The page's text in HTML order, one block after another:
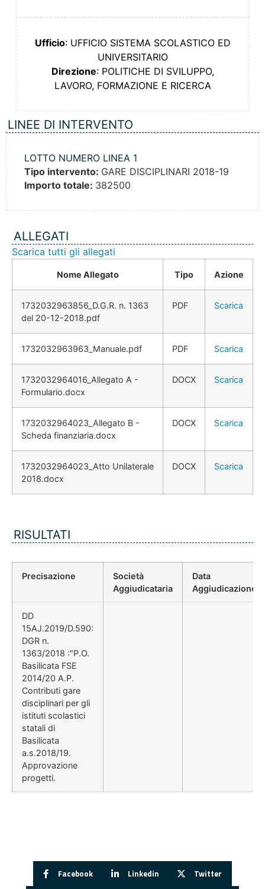
Ufficio: UFFICIO SISTEMA SCOLASTICO ED
UNIVERSITARIO
Direzione: POLITICHE DI SVILUPPO,
LAVORO, FORMAZIONE E RICERCA
LINEE DI INTERVENTO
LOTTO NUMERO LINEA 1
Tipo intervento: GARE DISCIPLINARI 2018-19
Importo totale: 382500
ALLEGATI
Scarica tutti gli allegati
Nome Allegato Tipo Azione
1732032963856_D.G.R. n. 1363
del 20-12-2018.pdf
PDF Scarica
1732032963963_Manuale.pdf PDF Scarica
1732032964016_Allegato A -
Formulario.docx
DOCX Scarica
1732032964023_Allegato B -
Scheda finanziaria.docx
DOCX Scarica
1732032964023_Atto Unilaterale
2018.docx
DOCX Scarica
RISULTATI
Precisazione
Società
Aggiudicataria
Data
Aggiudicazione
DD
15AJ.2019/D.590:
DGR n.
1363/2018 :"P.O.
Basilicata FSE
2014/20 A.P.
Contributi gare
disciplinari per gli
istituti scolastici
statali di
Basilicata
a.s.2018/19.
Approvazione
progetti.
Facebook Linkedin Twitter